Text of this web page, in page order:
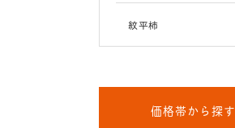
紋平柿
価格帯から探す